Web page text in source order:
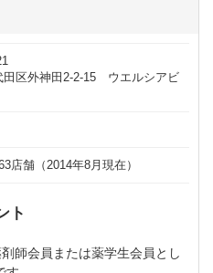
田区外神田2-2-15 ウエルシアビ
店舗（2014年8月現在）
ト
師会員または薬学生会員とし